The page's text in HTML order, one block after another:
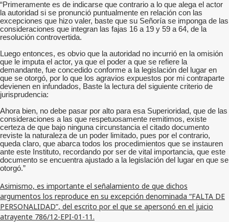
“Primeramente es de indicarse que contrario a lo que alega el actor
la autoridad si se pronunció puntualmente en relación con las
excepciones que hizo valer, baste que su Señoría se imponga de las
consideraciones que integran las fajas 16 a 19 y 59 a 64, de la
resolución controvertida.
Luego entonces, es obvio que la autoridad no incurrió en la omisión
que le imputa el actor, ya que el poder a que se refiere la
demandante, fue concedido conforme a la legislación del lugar en
que se otorgó, por lo que los agravios expuestos por mi contraparte
devienen en infundados, Baste la lectura del siguiente criterio de
jurisprudencia:
Ahora bien, no debe pasar por alto para esa Superioridad, que de las
consideraciones a las que respetuosamente remitimos, existe
certeza de que bajo ninguna circunstancia el citado documento
reviste la naturaleza de un poder limitado, pues por el contrario,
queda claro, que abarca todos los procedimientos que se instauren
ante este Instituto, recordando por ser de vital importancia, que este
documento se encuentra ajustado a la legislación del lugar en que se
otorgó.”
Asimismo, es importante el señalamiento de que dichos
argumentos los reproduce en su excepción denominada “FALTA DE
PERSONALIDAD”, del escrito por el que se apersonó en el juicio
atrayente 786/12-EPI-01-11.